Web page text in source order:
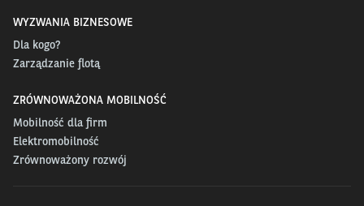
WYZWANIA BIZNESOWE
Dla kogo?
Zarządzanie flotą
ZRÓWNOWAŻONA MOBILNOŚĆ
Mobilność dla firm
Elektromobilność
Zrównoważony rozwój